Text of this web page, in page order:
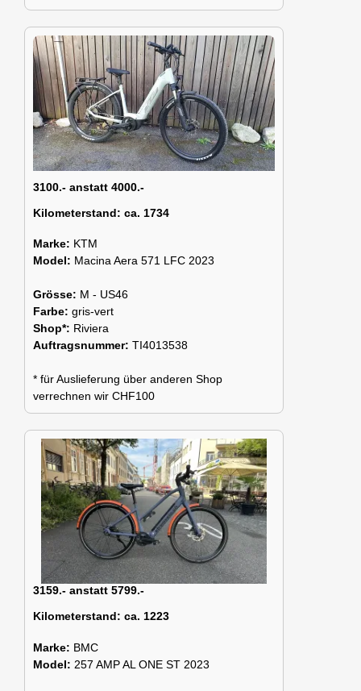
3100.- anstatt 4000.-
Kilometerstand: ca. 1734
Marke: KTM
Model: Macina Aera 571 LFC 2023
Grösse: M - US46
Farbe: gris-vert
Shop*: Riviera
Auftragsnummer: TI4013538
* für Auslieferung über anderen Shop
verrechnen wir CHF100
3159.- anstatt 5799.-
Kilometerstand: ca. 1223
Marke: BMC
Model: 257 AMP AL ONE ST 2023